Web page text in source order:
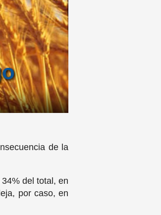
de la
del total, en
por caso, en